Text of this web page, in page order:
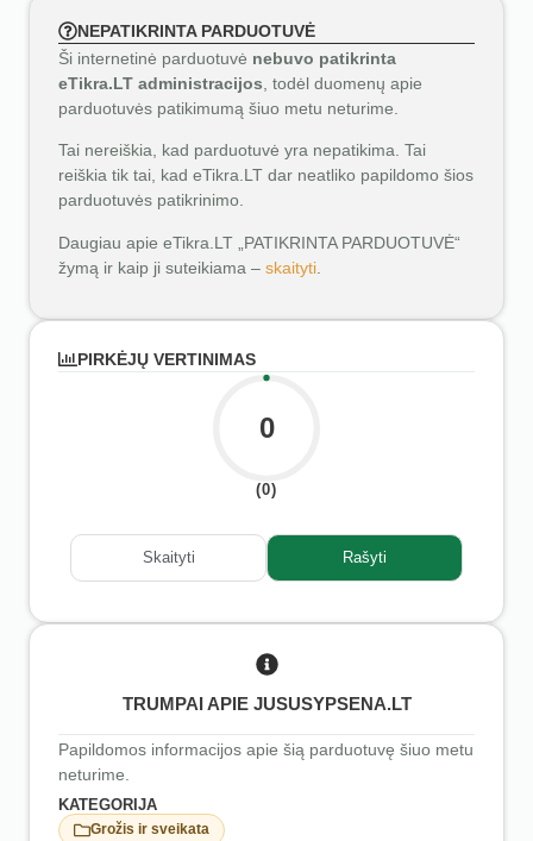
NEPATIKRINTA PARDUOTUVĖ
Ši internetinė parduotuvė nebuvo patikrinta
eTikra.LT administracijos , todėl duomenų apie
parduotuvės patikimumą šiuo metu neturime.
Tai nereiškia, kad parduotuvė yra nepatikima. Tai
reiškia tik tai, kad eTikra.LT dar neatliko papildomo šios
parduotuvės patikrinimo.
Daugiau apie eTikra.LT „PATIKRINTA PARDUOTUVĖ“
žymą ir kaip ji suteikiama – skaityti
PIRKĖJŲ VERTINIMAS
0
(0)
Skaityti Rašyti
TRUMPAI APIE JUSUSYPSENA.LT
Papildomos informacijos apie šią parduotuvę šiuo metu
neturime.
KATEGORIJA
Grožis ir sveikata